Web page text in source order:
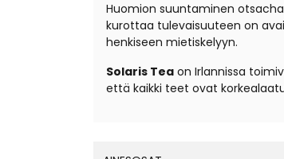
Huomion suuntaminen
kurottaa tulevaisuuteen on
henkiseen mietiskelyyn.
Solaris Tea on Irlannissa
että kaikki teet ovat